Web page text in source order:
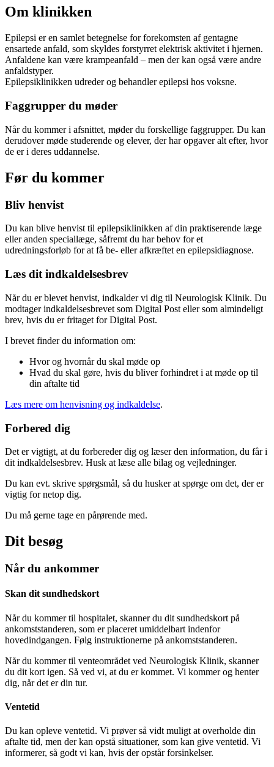
Om klinikken
Epilepsi er en samlet betegnelse for forekomsten af gentagne
ensartede anfald, som skyldes forstyrret elektrisk aktivitet i hjernen.
Anfaldene kan være krampeanfald – men der kan også være andre
anfaldstyper.
Epilepsiklinikken udreder og behandler epilepsi hos voksne.
Faggrupper du møder
Når du kommer i afsnittet, møder du forskellige faggrupper. Du kan
derudover møde studerende og elever, der har opgaver alt efter, hvor
de er i deres uddannelse.
Før du kommer
Bliv henvist
Du kan blive henvist til epilepsiklinikken af din praktiserende læge
eller anden speciallæge, såfremt du har behov for et
udredningsforløb for at få be- eller afkræftet en epilepsidiagnose.
Læs dit indkaldelsesbrev
Når du er blevet henvist, indkalder vi dig til Neurologisk Klinik. Du
modtager indkaldelsesbrevet som Digital Post eller som almindeligt
brev, hvis du er fritaget for Digital Post.
I brevet finder du information om:
Hvor og hvornår du skal møde op
Hvad du skal gøre, hvis du bliver forhindret i at møde op til
din aftalte tid
Læs mere om henvisning og indkaldelse.
Forbered dig
Det er vigtigt, at du forbereder dig og læser den information, du får i
dit indkaldelsesbrev. Husk at læse alle bilag og vejledninger.
Du kan evt. skrive spørgsmål, så du husker at spørge om det, der er
vigtig for netop dig.
Du må gerne tage en pårørende med.
Dit besøg
Når du ankommer
Skan dit sundhedskort
Når du kommer til hospitalet, skanner du dit sundhedskort på
ankomststanderen, som er placeret umiddelbart indenfor
hovedindgangen. Følg instruktionerne på ankomststanderen.
Når du kommer til venteområdet ved Neurologisk Klinik, skanner
du dit kort igen. Så ved vi, at du er kommet. Vi kommer og henter
dig, når det er din tur.
Ventetid
Du kan opleve ventetid. Vi prøver så vidt muligt at overholde din
aftalte tid, men der kan opstå situationer, som kan give ventetid. Vi
informerer, så godt vi kan, hvis der opstår forsinkelser.